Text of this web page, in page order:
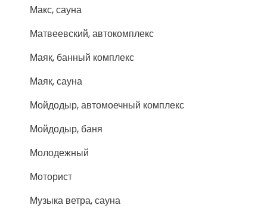
Макс, сауна
Матвеевский, автокомплекс
Маяк, банный комплекс
Маяк, сауна
Мойдодыр, автомоечный комплекс
Мойдодыр, баня
Молодежный
Моторист
Музыка ветра, сауна